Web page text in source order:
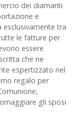
dei diamanti
e
tra
le fatture per
essere
che ne
espertizzato nel
regalo per
gli sposi